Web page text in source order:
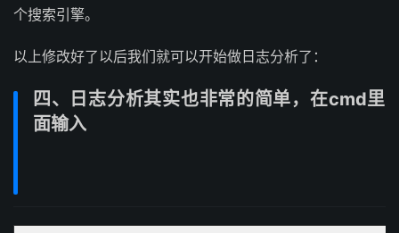
个搜索引擎。
以上修改好了以后我们就可以开始做日志分析了：
四、日志分析其实也非常的简单，在cmd里
面输入